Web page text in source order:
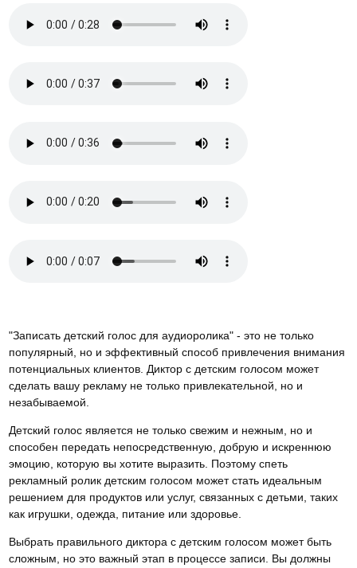
"Записать детский голос для аудиоролика" - это не только
популярный, но и эффективный способ привлечения внимания
потенциальных клиентов. Диктор с детским голосом может
сделать вашу рекламу не только привлекательной, но и
незабываемой.
Детский голос является не только свежим и нежным, но и
способен передать непосредственную, добрую и искреннюю
эмоцию, которую вы хотите выразить. Поэтому спеть
рекламный ролик детским голосом может стать идеальным
решением для продуктов или услуг, связанных с детьми, таких
как игрушки, одежда, питание или здоровье.
Выбрать правильного диктора с детским голосом может быть
сложным, но это важный этап в процессе записи. Вы должны